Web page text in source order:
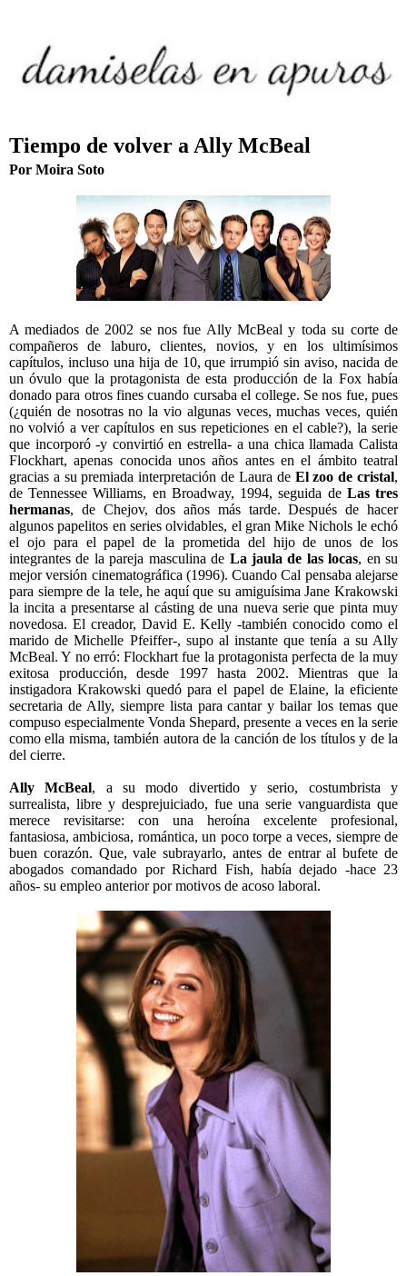
Tiempo de volver a Ally McBeal
Por Moira Soto
A mediados de 2002 se nos fue Ally McBeal y toda su corte de
compañeros de laburo, clientes, novios, y en los ultimísimos
capítulos, incluso una hija de 10, que irrumpió sin aviso, nacida de
un óvulo que la protagonista de esta producción de la Fox había
donado para otros fines cuando cursaba el college. Se nos fue, pues
(¿quién de nosotras no la vio algunas veces, muchas veces, quién
no volvió a ver capítulos en sus repeticiones en el cable?), la serie
que incorporó -y convirtió en estrella- a una chica llamada Calista
Flockhart, apenas conocida unos años antes en el ámbito teatral
gracias a su premiada interpretación de Laura de El zoo de cristal,
de Tennessee Williams, en Broadway, 1994, seguida de Las tres
hermanas, de Chejov, dos años más tarde. Después de hacer
algunos papelitos en series olvidables, el gran Mike Nichols le echó
el ojo para el papel de la prometida del hijo de unos de los
integrantes de la pareja masculina de La jaula de las locas, en su
mejor versión cinematográfica (1996). Cuando Cal pensaba alejarse
para siempre de la tele, he aquí que su amiguísima Jane Krakowski
la incita a presentarse al cásting de una nueva serie que pinta muy
novedosa. El creador, David E. Kelly -también conocido como el
marido de Michelle Pfeiffer-, supo al instante que tenía a su Ally
McBeal. Y no erró: Flockhart fue la protagonista perfecta de la muy
exitosa producción, desde 1997 hasta 2002. Mientras que la
instigadora Krakowski quedó para el papel de Elaine, la eficiente
secretaria de Ally, siempre lista para cantar y bailar los temas que
compuso especialmente Vonda Shepard, presente a veces en la serie
como ella misma, también autora de la canción de los títulos y de la
del cierre.
Ally McBeal, a su modo divertido y serio, costumbrista y
surrealista, libre y desprejuiciado, fue una serie vanguardista que
merece revisitarse: con una heroína excelente profesional,
fantasiosa, ambiciosa, romántica, un poco torpe a veces, siempre de
buen corazón. Que, vale subrayarlo, antes de entrar al bufete de
abogados comandado por Richard Fish, había dejado -hace 23
años- su empleo anterior por motivos de acoso laboral.